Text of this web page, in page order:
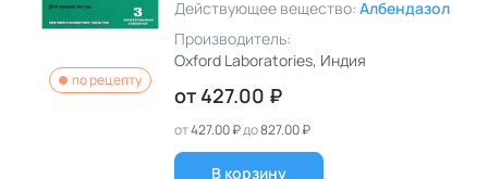
по рецепту
Действующее вещество: Албендазол
Производитель:
Oxford Laboratories, Индия
от 427.00 ₽
от427.00 ₽до827.00 ₽
В корзину